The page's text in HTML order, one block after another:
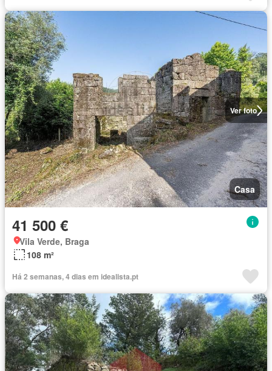
Ver foto
Casa
41 500 €
Vila Verde, Braga
108 m²
Há 2 semanas, 4 dias em idealista.pt